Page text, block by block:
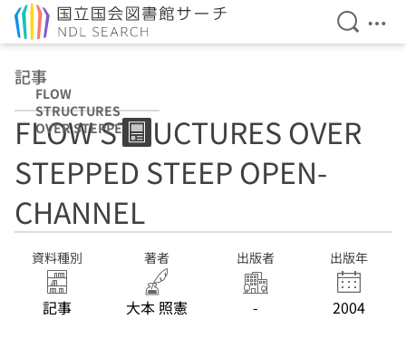
検索を
メ
記事
FLOW
STRUCTURES
OVER STEPPED
STEEP OPEN-
CHANNEL
FLOW STRUCTURES OVER
STEPPED STEEP OPEN-
CHANNEL
資料種別
記事
著者
大本 照憲
出版者
-
出版年
2004